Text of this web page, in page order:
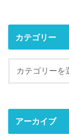
カテゴリー
アーカイブ